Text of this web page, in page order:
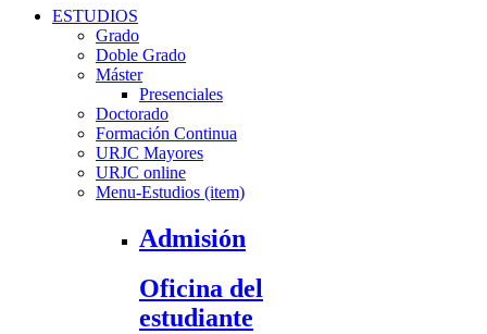
ESTUDIOS
Grado
Doble Grado
Máster
Presenciales
Doctorado
Formación Continua
URJC Mayores
URJC online
Menu-Estudios (item)
Admisión
Oficina del
estudiante